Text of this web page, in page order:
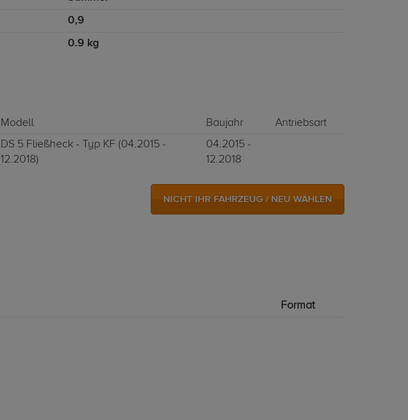
0,9
0.9 kg
Modell Baujahr
Antriebsart
DS 5 Fließheck - Typ KF (04.2015 -
12.2018)
04.2015 -
12.2018
NICHT IHR FAHRZEUG / NEU WÄHLEN
Format